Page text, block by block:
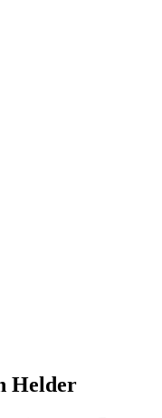
Helder